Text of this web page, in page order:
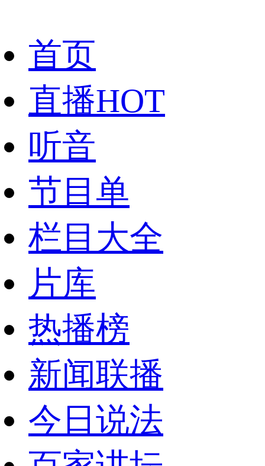
首页
直播HOT
听音
节目单
栏目大全
片库
热播榜
新闻联播
今日说法